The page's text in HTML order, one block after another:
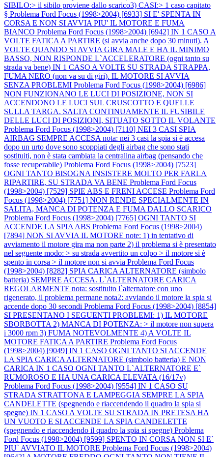
SIBILO:> il sibilo proviene dallo scarico3) CASI:> 1 caso capitato
§ Problema Ford Focus (1998>2004) [6933] SI E' SPENTA IN
CORSA E NON SI AVVIA PIU' IL MOTORE E FUMA
BIANCO Problema Ford Focus (1998>2004) [6942] IN 1 CASO A
VOLTE FATICA A PARTIRE (si avvia anche dopo 30 minuti). A
VOLTE QUANDO SI AVVIA GIRA MALE E HA IL MINIMO
BASSO, NON RISPONDE L`ACCELERATORE (ogni tanto su
strada va bene) IN 1 CASO A VOLTE SU STRADA STRAPPA,
FUMA NERO (non va su di giri). IL MOTORE SI AVVIA
SENZA PROBLEMI Problema Ford Focus (1998>2004) [6986]
NON FUNZIONANO LE LUCI DI POSIZIONE, NON SI
ACCENDONO LE LUCI SUL CRUSCOTTO E QUELLE
SULLA TARGA. SALTA CONTINUAMENTE IL FUSIBILE
DELLE LUCI DI POSIZIONI, SITUATO SOTTO IL VOLANTE
Problema Ford Focus (1998>2004) [7110] NEI 3 CASI SPIA
AIRBAG SEMPRE ACCESA nota: nei 3 casi la spia si è accesa
dopo un urto dove sono scoppiati degli airbag che sono stati
sostituiti, non è stata cambiata la centralina airbag (pensando che
fosse recuperabile) Problema Ford Focus (1998>2004) [7523]
OGNI TANTO BISOGNA INSISTERE MOLTO PER FARLA
RIPARTIRE, SU STRADA VA BENE Problema Ford Focus
(1998>2004) [7529] SPIE ABS E FRENI ACCESE Problema Ford
Focus (1998>2004) [7751] NON RENDE SPECIALMENTE IN
SALITA, MANCA DI POTENZA E FUMA DALLO SCARICO
Problema Ford Focus (1998>2004) [7765] OGNI TANTO SI
ACCENDE LA SPIA ABS Problema Ford Focus (1998>2004)
[7894] NON SI AVVIA IL MOTORE note: 1) in tentativo di
avviamento il motore gira ma non parte 2) il problema si è presentato
nel seguente modo: > su strada avvertito un colpo > il motore si è
spento in corsa > il motore non si avvia Problema Ford Focus
(1998>2004) [8282] SPIA CARICA ALTERNATORE (simbolo
batteria) SEMPRE ACCESA. L`ALTERNATORE CARICA
REGOLARMENTE nota: sostituito l`alternatore con uno
rigenerato, il problema permane nota2: avviando il motore la spia si
accende dopo 30 secondi Problema Ford Focus (1998>2004) [8854]
SI PRESENTANO I SEGUENTI PROBLEMI: 1) IL MOTORE
SBORBOTTA 2) MANCA DI POTENZA: > il motore non supera
i 3000 rpm 3) FUMA NOTEVOLMENTE 4) A VOLTE IL
MOTORE FATICA A PARTIRE Problema Ford Focus
(1998>2004) [9049] IN 1 CASO OGNI TANTO SI ACCENDE
LA SPIA CARICA ALTERNATORE (simbolo batteria) E NON
CARICA IN 1 CASO OGNI TANTO L`ALTERNATORE E`
RUMOROSO E HA UNA CARICA ELEVATA (16/17v)
Problema Ford Focus (1998>2004) [9554] IN 1 CASO SU
STRADA STRATTONA E LAMPEGGIA SEMPRE LA SPIA
CANDELETTE (spegnendo e riaccendendo il quadro la spia si
spegne) IN 1 CASO A VOLTE SU STRADA IN PRETESA HA
UN VUOTO E SI ACCENDE LA SPIA CANDELETTE
(spegnendo e riaccendendo il quadro la spia si spegne) Problema
Ford Focus (1998>2004) [9599] SPENTO IN CORSA NON SI E`
PIU` AVVIATO IL MOTORE Problema Ford Focus (1998>2004)